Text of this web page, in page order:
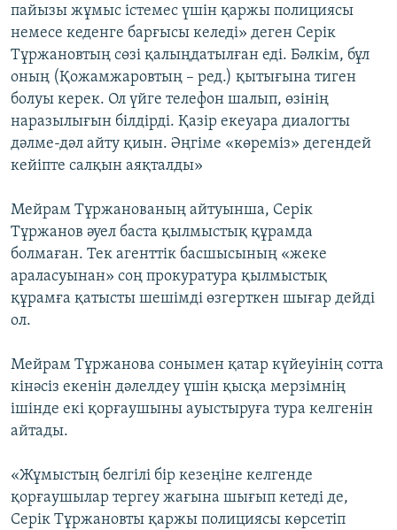
пайызы жұмыс істемес үшін қаржы полициясы
немесе кеденге барғысы келеді» деген Серік
Тұржановтың сөзі қалыңдатылған еді. Бәлкім, бұл
оның (Қожамжаровтың – ред.) қытығына тиген
болуы керек. Ол үйге телефон шалып, өзінің
наразылығын білдірді. Қазір екеуара диалогты
дәлме-дәл айту қиын. Әңгіме «көреміз» дегендей
кейіпте салқын аяқталды»
Мейрам Тұржанованың айтуынша, Серік
Тұржанов әуел баста қылмыстық құрамда
болмаған. Тек агенттік басшысының «жеке
араласуынан» соң прокуратура қылмыстық
құрамға қатысты шешімді өзгерткен шығар дейді
ол.
Мейрам Тұржанова сонымен қатар күйеуінің сотта
кінәсіз екенін дәлелдеу үшін қысқа мерзімнің
ішінде екі қорғаушыны ауыстыруға тура келгенін
айтады.
«Жұмыстың белгілі бір кезеңіне келгенде
қорғаушылар тергеу жағына шығып кетеді де,
Серік Тұржановты қаржы полициясы көрсетіп